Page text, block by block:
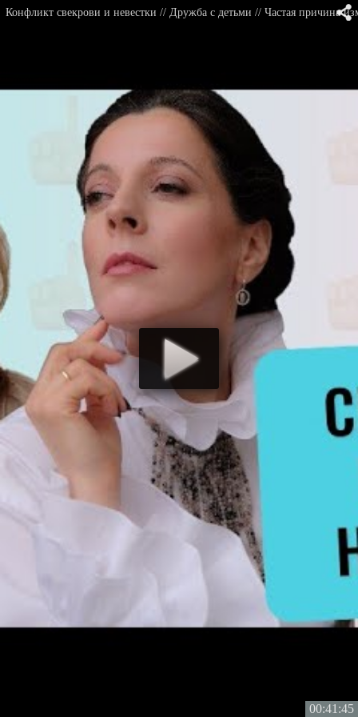
00:41:45
Конфликт свекрови и невестки // Дружба с детьми // Частая причина